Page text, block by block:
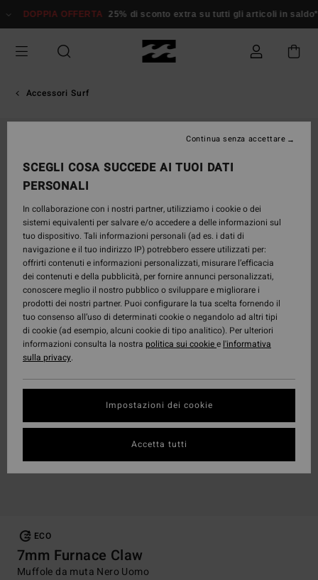
alle
prodotto
DOPPIA OFFERTA 25% di sconto extra su tutti gli articoli in saldo*
Accessori Surf
ECO
7mm Furnace Claw
Muffole da muta Nero Uomo
SCEGLI COSA SUCCEDE AI TUOI DATI
PERSONALI
In collaborazione con i nostri partner, utilizziamo i cookie o dei
sistemi equivalenti per salvare e/o accedere a delle informazioni sul
tuo dispositivo. Tali informazioni personali (ad es. i dati di
navigazione e il tuo indirizzo IP) potrebbero essere utilizzati per:
offrirti contenuti e informazioni personalizzati, misurare l’efficacia
dei contenuti e della pubblicità, per fornire annunci personalizzati,
conoscere meglio il nostro pubblico o sviluppare e migliorare i
prodotti dei nostri partner. Puoi configurare la tua scelta fornendo il
tuo consenso all’uso di determinati cookie o negandolo ad altri tipi
di cookie (ad esempio, alcuni cookie di tipo analitico). Per ulteriori
informazioni consulta la nostra politica sui cookiee l'informativa
sulla privacy.
Impostazioni dei cookie
Continua senza accettare
Accetta tutti